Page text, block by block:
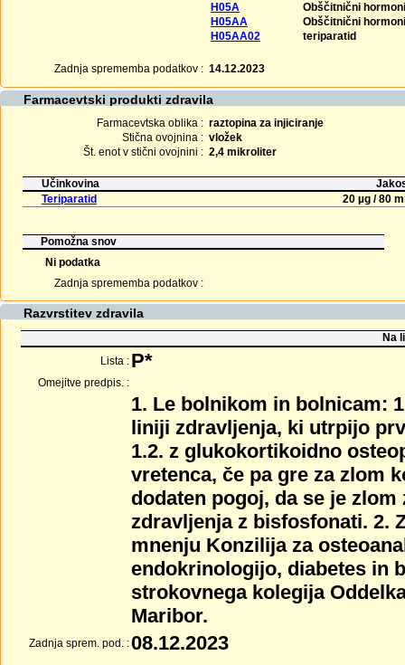
H05A
Obščitnični
H05AA
Obščitnični
H05AA02
teriparatid
Zadnja sprememba podatkov : 14.12.2023
Farmacevtski produkti zdravila
Farmacevtska oblika : raztopina za injiciranje
Stična ovojnina : vložek
Št. enot v stični ovojnini : 2,4 mikroliter
Učinkovina
Teriparatid
20 µg / 80
Pomožna snov
Ni podatka
Zadnja sprememba podatkov :
Razvrstitev zdravila
Na
Lista : P*
Omejitve predpis. :
1. Le bolnikom in bolnicam:
liniji zdravljenja, ki utrpijo
1.2. z glukokortikoidno
vretenca, če pa gre za zlom
dodaten pogoj, da se je
zdravljenja z bisfosfonati. 2.
mnenju Konzilija za
endokrinologijo, diabetes in
strokovnega kolegija
Maribor.
Zadnja sprem. pod. :08.12.2023